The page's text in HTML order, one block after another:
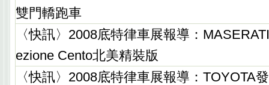
雙門轎跑車
〈快訊〉2008底特律車展報導：
ezione Cento北美精裝版
〈快訊〉2008底特律車展報導：TOYOTA